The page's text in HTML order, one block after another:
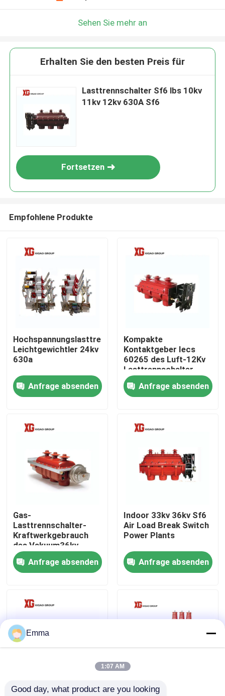
Über uns
Qualitätskontrolle
Treten Sie mit uns in Verbindung
Luft-Lasttrennschalter
Netzverteilungs-Schaltanlage
Sehen Sie mehr an
Erhalten Sie den besten Preis für
Lasttrennschalter Sf6 lbs 10kv
11kv 12kv 630A Sf6
Fortsetzen
Empfohlene Produkte
Hochspannungslasttrennschalter-
Leichtgewichtler 24kv
630a
Anfrage absenden
Kompakte
Kontaktgeber Iecs
60265 des Luft-12Kv
Lasttrennschalter-
drei
Anfrage absenden
Gas-
Lasttrennschalter-
Kraftwerkgebrauch
des Vakuum36kv
40.5kV Sf6
Anfrage absenden
Indoor 33kv 36kv Sf6
Air Load Break Switch
Power Plants
Anfrage absenden
FZW28F-12kv 24kv FN12 Innen-10KV
Emma
1:07 AM
Good day, what product are you looking